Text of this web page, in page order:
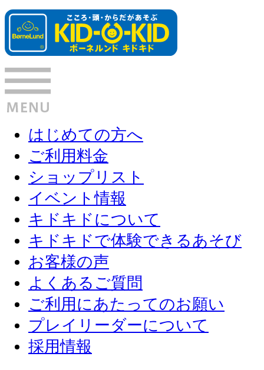
はじめての方へ
ご利用料金
ショップリスト
イベント情報
キドキドについて
キドキドで体験できるあそび
お客様の声
よくあるご質問
ご利用にあたってのお願い
プレイリーダーについて
採用情報